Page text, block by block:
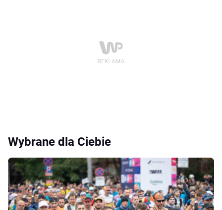
Wybrane dla Ciebie